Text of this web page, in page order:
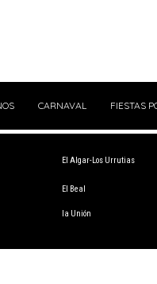
CARNAVAL FIESTAS
El Algar-Los Urrutias
El Beal
la Unión